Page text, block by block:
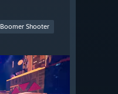
Boomer Shooter